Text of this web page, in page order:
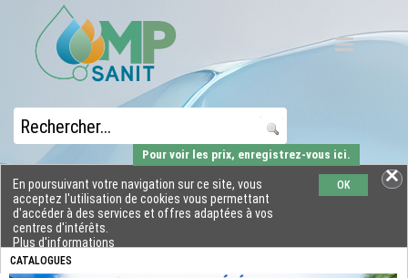
CATALOGUES
En poursuivant votre navigation sur ce site, vous
acceptez l'utilisation de cookies vous permettant
d'accéder à des services et offres adaptées à vos
centres d'intérêts.
Plus d'informations
OK
Pour voir les prix, enregistrez-vous ici.